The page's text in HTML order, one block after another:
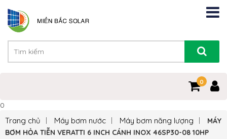
0
0
Trang chủ Máy bơm nước Máy bơm năng lượng
MÁY
BƠM HỎA TIỄN VERATTI 6 INCH CÁNH INOX 46SP30-08 10HP